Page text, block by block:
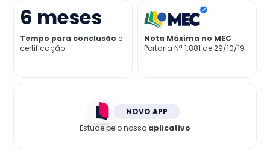
Já sou aluno
6 meses
Tempo para conclusão e
certificação
Nota Máxima no MEC
Portaria Nª 1.881 de 29/10/19
NOVO APP
Estude pelo nosso aplicativo